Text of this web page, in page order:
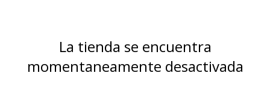
La tienda se encuentra
momentaneamente desactivada